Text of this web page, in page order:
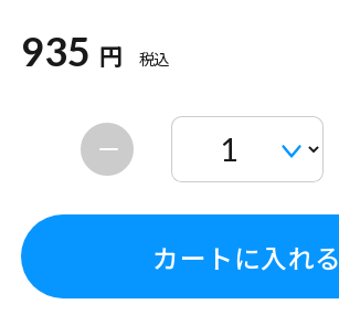
935 円 税込
カートに入れる